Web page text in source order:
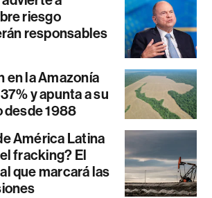
riesgo
responsables
en la Amazonía
y apunta a su
desde 1988
América Latina
fracking? El
que marcará las